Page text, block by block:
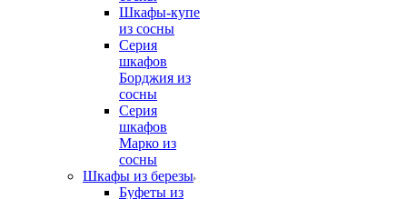
Шкафы-купе
из сосны
Серия
шкафов
Борджия из
сосны
Серия
шкафов
Марко из
сосны
Шкафы из березы
Буфеты из